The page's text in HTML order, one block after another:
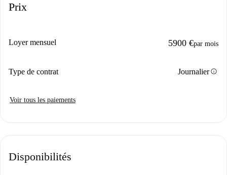
Prix
Loyer mensuel 5900 €par mois
Type de contrat Journalierinfo
Voir tous les paiements
Disponibilités